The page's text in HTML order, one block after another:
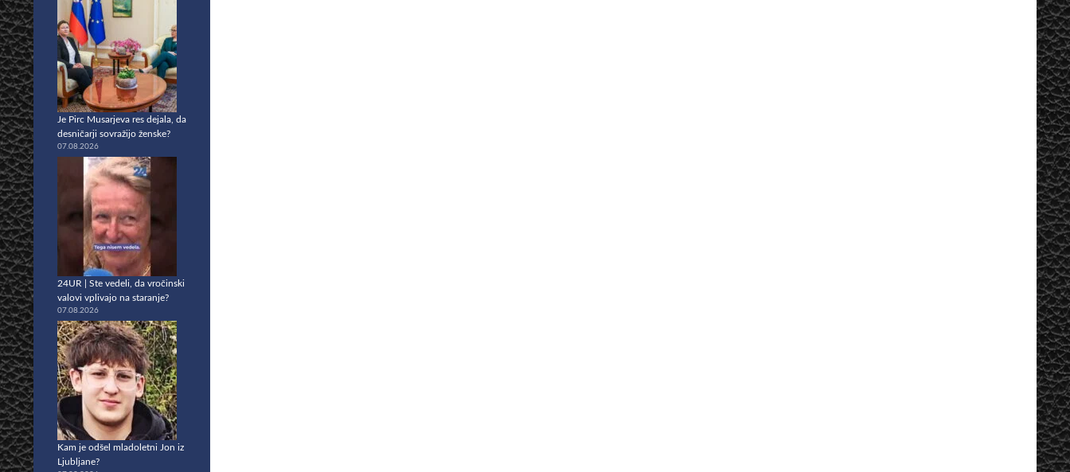
Je Pirc Musarjeva res dejala, da
desničarji sovražijo ženske?
07.08.2026
24UR | Ste vedeli, da vročinski
valovi vplivajo na staranje?
07.08.2026
Kam je odšel mladoletni Jon iz
Ljubljane?